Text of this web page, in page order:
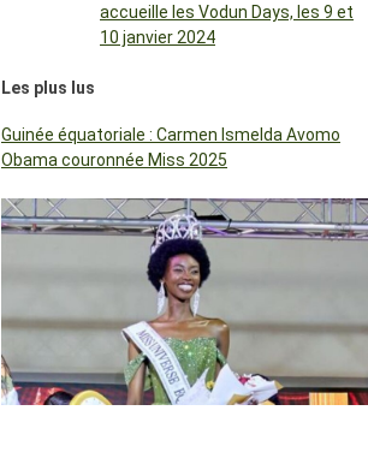
accueille les Vodun Days, les 9 et
10 janvier 2024
Les plus lus
Guinée équatoriale : Carmen Ismelda Avomo
Obama couronnée Miss 2025